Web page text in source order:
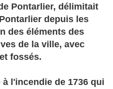
Pontarlier, délimitait
depuis les
des éléments des
de la ville, avec
fossés.
à l'incendie de 1736 qui